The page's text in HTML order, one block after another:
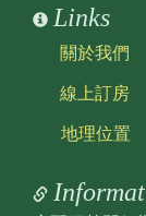
Links
關於我們
線上訂房
地理位置